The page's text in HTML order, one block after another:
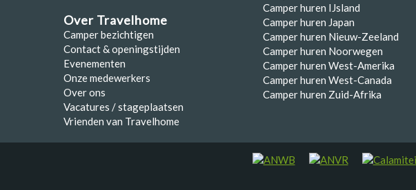
Over Travelhome
Camper bezichtigen
Contact & openingstijden
Evenementen
Onze medewerkers
Over ons
Vacatures / stageplaatsen
Vrienden van Travelhome
Camper huren IJsland
Camper huren Japan
Camper huren Nieuw-Zeeland
Camper huren Noorwegen
Camper huren West-Amerika
Camper huren West-Canada
Camper huren Zuid-Afrika